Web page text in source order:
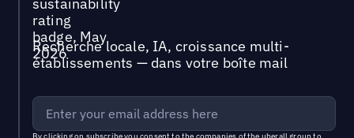
Recherche locale, IA, croissance multi-
établissements — dans votre boîte mail